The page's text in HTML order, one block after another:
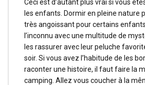
Ceci est d’autant plus vrai si vous
les enfants. Dormir en pleine nature
très angoissant pour certains
l’inconnu avec une multitude de
les rassurer avec leur peluche
soir. Si vous avez l’habitude de les
raconter une histoire, il faut faire la
camping. Allez vous coucher à la